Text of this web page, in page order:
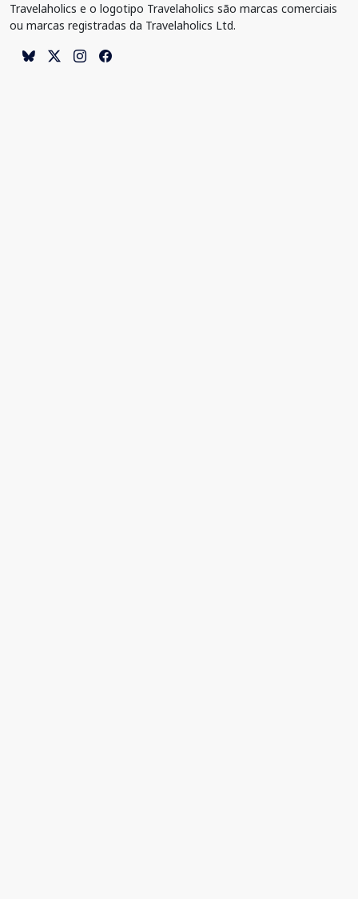
Travelaholics e o logotipo Travelaholics são marcas comerciais
ou marcas registradas da Travelaholics Ltd.